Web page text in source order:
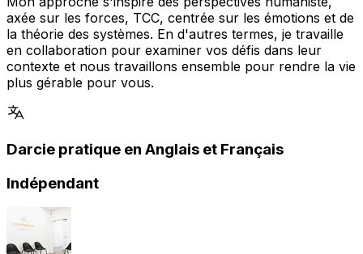
axée sur les forces, TCC, centrée sur les émotions et de
la théorie des systèmes. En d'autres termes, je travaille
en collaboration pour examiner vos défis dans leur
contexte et nous travaillons ensemble pour rendre la vie
plus gérable pour vous.
Darcie pratique en Anglais et Français
Indépendant